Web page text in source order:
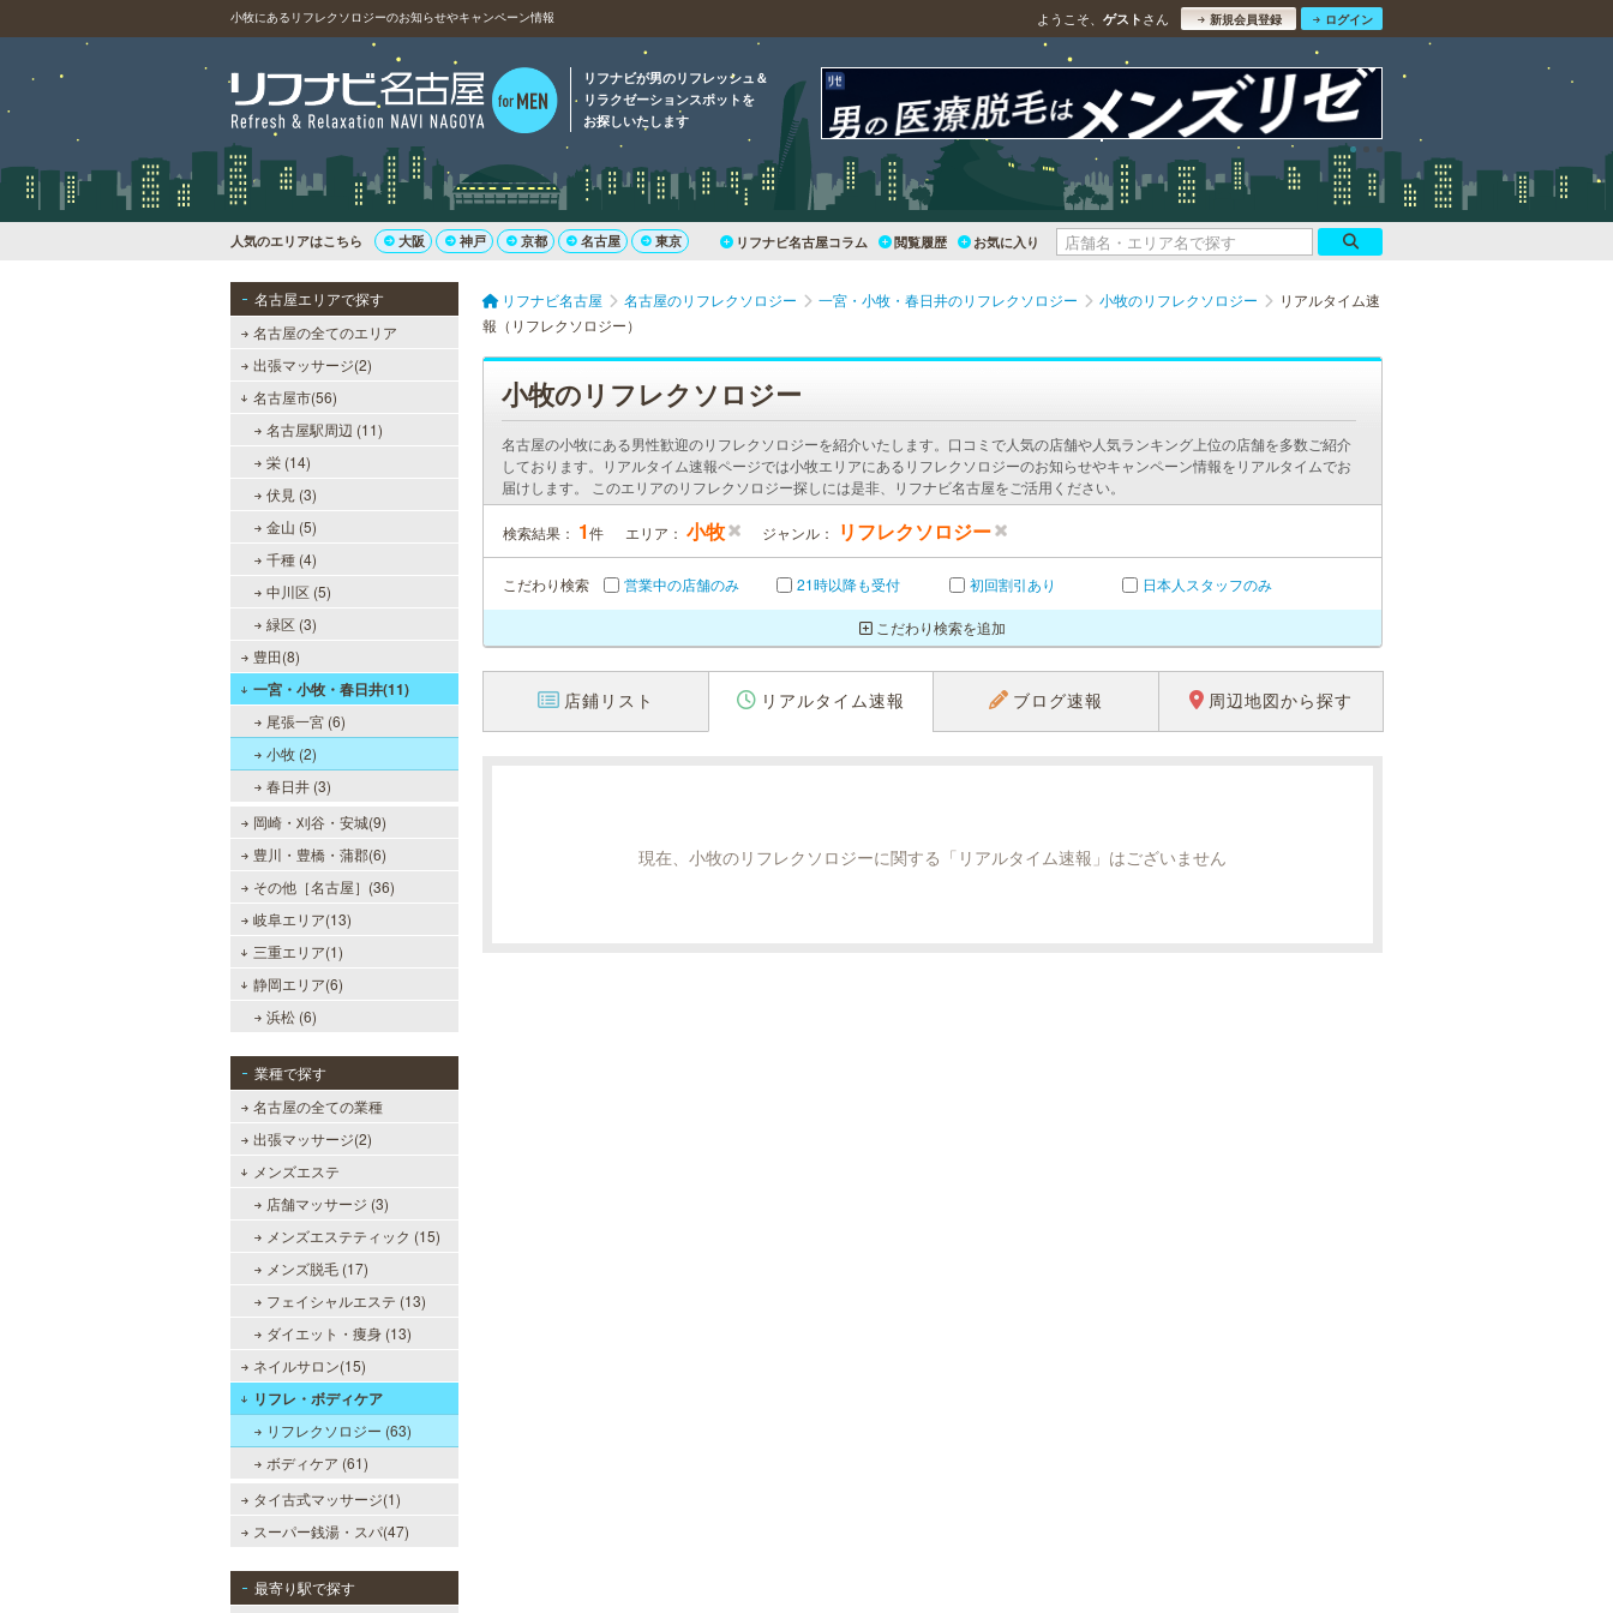
小牧にあるリフレクソロジーのお知らせやキャンペーン情報 ようこそ、 ゲスト さん 新規会員登録 ログイン
リフナビが男のリフレッシュ＆
リラクゼーションスポットを
お探しいたします
人気のエリアはこちら 大阪 神戸 京都 名古屋 東京 リフナビ名古屋コラム 閲覧履歴 お気に入り
名古屋エリアで探す
名古屋の全てのエリア
出張マッサージ(2)
名古屋市(56)
名古屋駅周辺 (11)
栄 (14)
伏見 (3)
金山 (5)
千種 (4)
中川区 (5)
緑区 (3)
豊田(8)
一宮・小牧・春日井(11)
尾張一宮 (6)
小牧 (2)
春日井 (3)
岡崎・刈谷・安城(9)
豊川・豊橋・蒲郡(6)
その他［名古屋］(36)
岐阜エリア(13)
三重エリア(1)
静岡エリア(6)
浜松 (6)
業種で探す
名古屋の全ての業種
出張マッサージ(2)
メンズエステ
店舗マッサージ (3)
メンズエステティック (15)
メンズ脱毛 (17)
フェイシャルエステ (13)
ダイエット・痩身 (13)
ネイルサロン(15)
リフレ・ボディケア
リフレクソロジー (63)
ボディケア (61)
タイ古式マッサージ(1)
スーパー銭湯・スパ(47)
最寄り駅で探す
リフナビ名古屋 名古屋のリフレクソロジー 一宮・小牧・春日井のリフレクソロジー 小牧のリフレクソロジー
リアルタイム速
報（リフレクソロジー）
小牧のリフレクソロジー
名古屋の小牧にある男性歓迎のリフレクソロジーを紹介いたします。口コミで人気の店舗や人気ランキング上位の店舗を多数ご紹介
しております。リアルタイム速報ページでは小牧エリアにあるリフレクソロジーのお知らせやキャンペーン情報をリアルタイムでお
届けします。 このエリアのリフレクソロジー探しには是非、リフナビ名古屋をご活用ください。
検索結果： 1件 エリア： 小牧 ジャンル： リフレクソロジー
こだわり検索 営業中の店舗のみ 21時以降も受付 初回割引あり 日本人スタッフのみ
こだわり検索を追加
店鋪リスト リアルタイム速報 ブログ速報 周辺地図から探す
現在、小牧のリフレクソロジーに関する「リアルタイム速報」はございません